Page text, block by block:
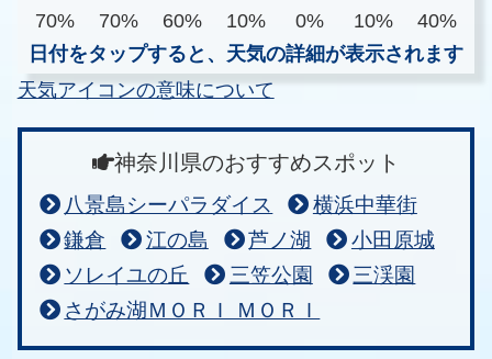
70%
70% 60% 10% 0% 10%
40%
日付をタップすると、天気の詳細が表示されます
天気アイコンの意味について
神奈川県のおすすめスポット
八景島シーパラダイス
横浜中華街
鎌倉
江の島 芦ノ湖
小田原城
ソレイユの丘
三笠公園
三渓園
さがみ湖ＭＯＲＩ ＭＯＲＩ